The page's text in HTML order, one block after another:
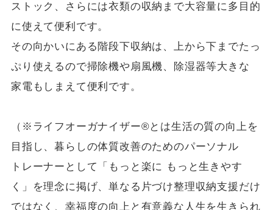
ストック、さらには衣類の収納まで大容量に多目的
に使えて便利です。
その向かいにある階段下収納は、上から下までたっ
ぷり使えるので掃除機や扇風機、除湿器等大きな
家電もしまえて便利です。
（※ライフオーガナイザー®とは生活の質の向上を
目指し、暮らしの体質改善のためのパーソナル
トレーナーとして「もっと楽に もっと生きやす
く」を理念に掲げ、単なる片づけ整理収納支援だけ
ではなく、幸福度の向上と有意義な人生を生きられ